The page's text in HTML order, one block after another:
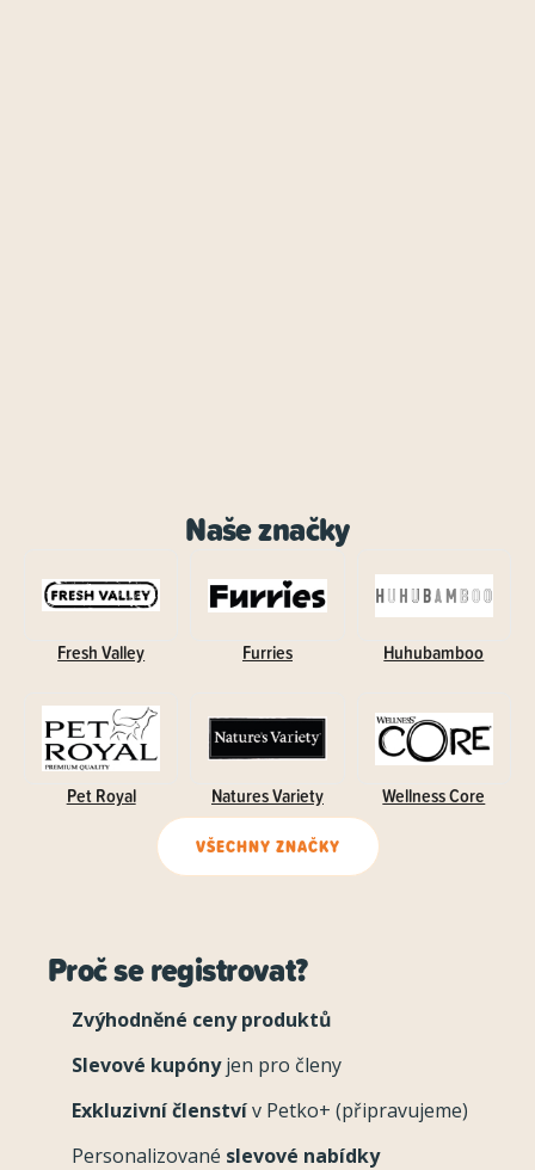
Naše značky
Fresh Valley Furries Huhubamboo
Pet Royal Natures Variety Wellness Core
VŠECHNY ZNAČKY
Proč se registrovat?
Zvýhodněné ceny produktů
Slevové kupónyjen pro členy
Exkluzivní členstvív Petko+ (připravujeme)
Personalizované slevové nabídky